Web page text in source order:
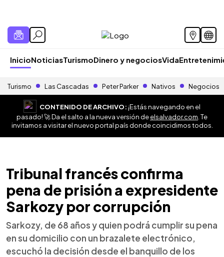
InicioNoticiasTurismoDinero y negociosVida
Turismo Las Cascadas Peter Parker Nativos Negocios
CONTENIDO DE ARCHIVO:¡Estás navegando en el
pasado! 🚀 Da el salto a la nueva versión deelsalvador.com . Te
invitamos a visitar el nuevo portal país donde coincidimos todos.
Tribunal francés confirma
pena de prisión a expresidente
Sarkozy por corrupción
Sarkozy, de 68 años y quien podrá cumplir su pena
en su domicilio con un brazalete electrónico,
escuchó la decisión desde el banquillo de los